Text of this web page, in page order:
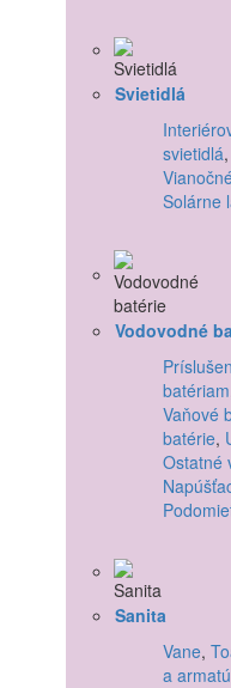
Svietidlá
svietidlá,
Solárne
Vodovodné
batériam
Vaňové
batérie,
Ostatné
Sanita
Vane,
a